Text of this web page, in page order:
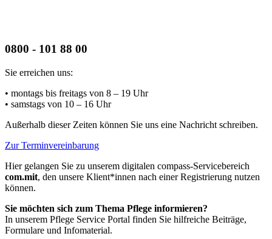
0800 - 101 88 00
Sie erreichen uns:
• montags bis freitags von 8 – 19 Uhr
• samstags von 10 – 16 Uhr
Außerhalb dieser Zeiten können Sie uns eine Nachricht schreiben.
Zur Terminvereinbarung
Hier gelangen Sie zu unserem digitalen compass-Servicebereich
com.mit, den unsere Klient*innen nach einer Registrierung nutzen
können.
Sie möchten sich zum Thema Pflege informieren?
In unserem Pflege Service Portal finden Sie hilfreiche Beiträge,
Formulare und Infomaterial.